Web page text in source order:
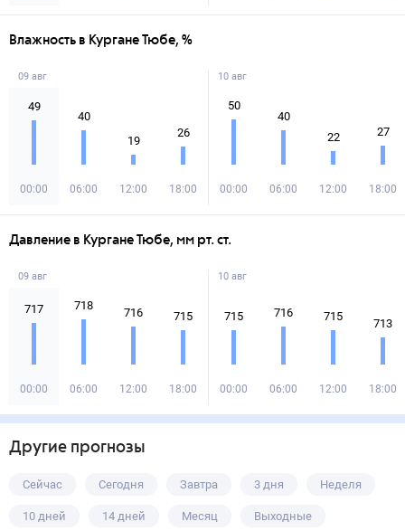
Влажность в Кургане Тюбе, %
09 авг
49
00:00
40
06:00
19
12:00
26
18:00
10 авг
50
00:00
40
06:00
22
12:00
27
18:00
Давление в Кургане Тюбе, мм рт. ст.
09 авг
717
00:00
718
06:00
716
12:00
715
18:00
10 авг
715
00:00
716
06:00
715
12:00
713
18:00
Другие прогнозы
Сейчас Сегодня Завтра 3 дня Неделя
10 дней 14 дней Месяц Выходные